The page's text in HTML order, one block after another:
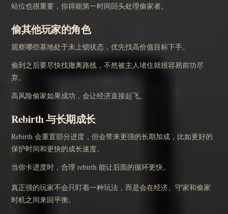
站位也很重要，你得能第一时间回头处理偷家者。
偷其他玩家的角色
观察哪些基地处于未上锁状态，优先找高价值目标下手。
偷到之后要尽快找撤离路线，不然被主人堵住就很容易前功尽
弃。
高风险偷家如果成功，会让经济直接起飞。
Rebirth 与长期成长
Rebirth 会重置部分进度，但会带来更强的长期加成，比如更好的
保护时间和更快的成长速度。
当你卡进度时，合理 rebirth 能让后面的循环更快。
真正强的玩家不会只盯着一种玩法，而是会在经济、守家和偷家
时机之间来回平衡。